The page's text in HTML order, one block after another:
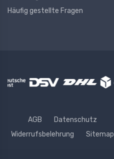
Häufig gestellte Fragen
AGB
Datenschutz
Widerrufsbelehrung
Sitemap